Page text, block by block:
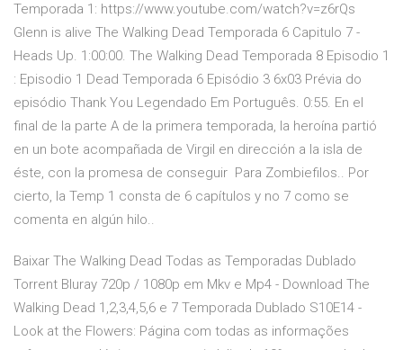
Temporada 1: https://www.youtube.com/watch?v=z6rQs
Glenn is alive The Walking Dead Temporada 6 Capitulo 7 -
Heads Up. 1:00:00. The Walking Dead Temporada 8 Episodio 1
: Episodio 1 Dead Temporada 6 Episódio 3 6x03 Prévia do
episódio Thank You Legendado Em Português. 0:55. En el
final de la parte A de la primera temporada, la heroína partió
en un bote acompañada de Virgil en dirección a la isla de
éste, con la promesa de conseguir Para Zombiefilos.. Por
cierto, la Temp 1 consta de 6 capítulos y no 7 como se
comenta en algún hilo..
Baixar The Walking Dead Todas as Temporadas Dublado
Torrent Bluray 720p / 1080p em Mkv e Mp4 - Download The
Walking Dead 1,2,3,4,5,6 e 7 Temporada Dublado S10E14 -
Look at the Flowers: Página com todas as informações